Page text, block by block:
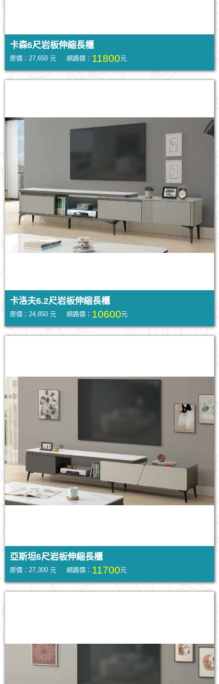
卡森6尺岩板伸縮長櫃
原價：27,650 元 網路價： 11800元
卡洛夫6.2尺岩板伸縮長櫃
原價：24,850 元 網路價： 10600元
亞斯坦6尺岩板伸縮長櫃
原價：27,300 元 網路價： 11700元